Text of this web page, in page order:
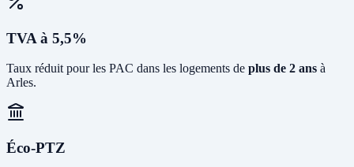
TVA à 5,5%
Taux réduit pour les PAC dans les logements de plus de 2 ans à
Arles.
Éco-PTZ